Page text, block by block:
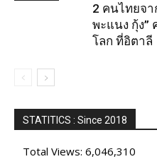
2 คนไทยจา
พะแนง กุ้ง”
โลก ที่อิตาลี
STATITICS : Since 2018
Total Views: 6,046,310